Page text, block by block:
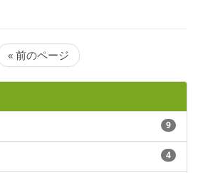
« 前のページ
9
4